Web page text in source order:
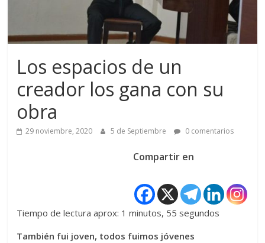
Los espacios de un
creador los gana con su
obra
29 noviembre, 2020 5 de Septiembre 0 comentarios
Compartir en
Tiempo de lectura aprox: 1 minutos, 55 segundos
También fui joven, todos fuimos jóvenes